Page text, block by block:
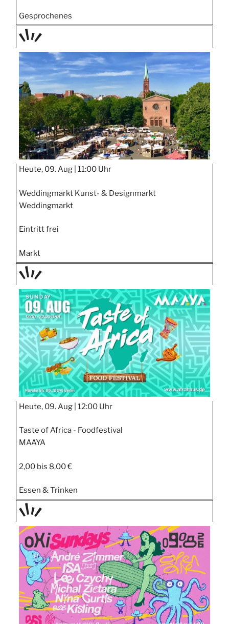
Gesprochenes
TAGE
STIPP
Heute, 09. Aug | 11:00 Uhr
Weddingmarkt Kunst- & Designmarkt
Weddingmarkt
Eintritt frei
Markt
TAGE
STIPP
Heute, 09. Aug | 12:00 Uhr
Taste of Africa - Foodfestival
MAAYA
2,00 bis 8,00 €
Essen & Trinken
TAGE
STIPP